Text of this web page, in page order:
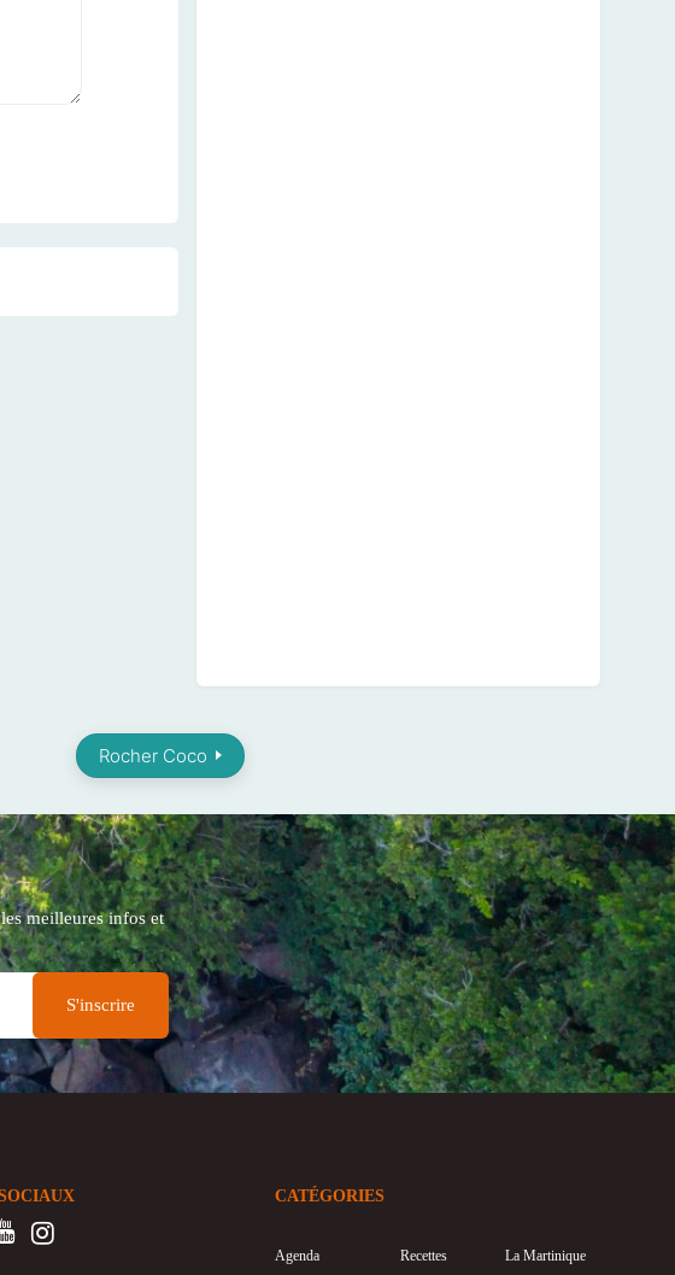
Rocher Coco
meilleures infos et
CATÉGORIES
Agenda Recettes La Martinique